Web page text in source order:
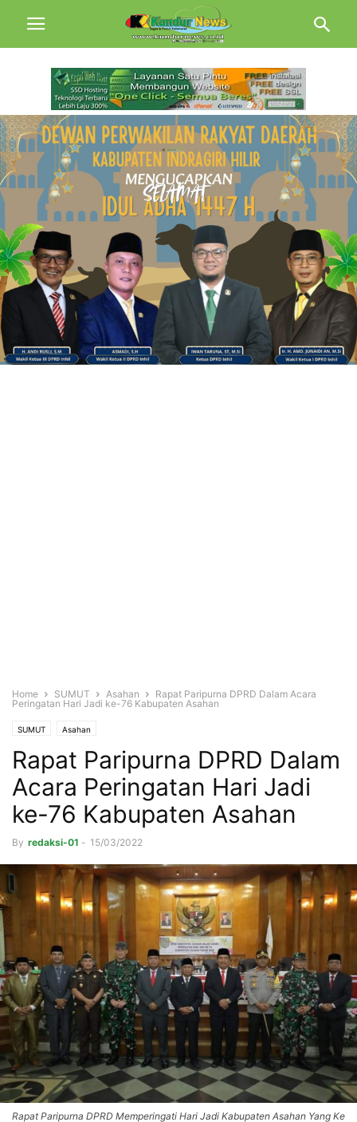
Home SUMUT Asahan
Rapat Paripurna DPRD Dalam Acara
Peringatan Hari Jadi ke-76 Kabupaten Asahan
SUMUT Asahan
Rapat Paripurna DPRD Dalam
Acara Peringatan Hari Jadi
ke-76 Kabupaten Asahan
By redaksi-01 - 15/03/2022
Rapat Paripurna DPRD Memperingati Hari Jadi Kabupaten Asahan Yang Ke